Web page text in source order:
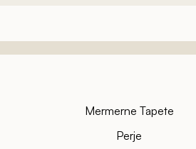
Mermerne Tapete
Perje